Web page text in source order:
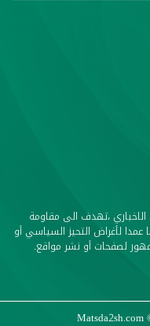
،تهدف الى مقاومة
لأغراض التحيز السياسي أو
لصفحات أو نشر مواقع.